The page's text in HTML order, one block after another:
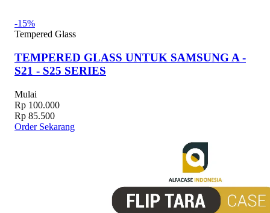
-15%
Tempered Glass
TEMPERED GLASS UNTUK SAMSUNG A -
S21 - S25 SERIES
Mulai
Rp 100.000
Rp 85.500
Order Sekarang